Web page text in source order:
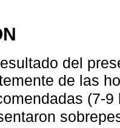
del
de las
(7-